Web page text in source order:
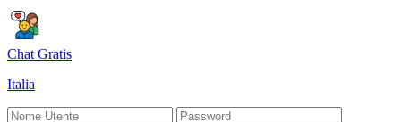
Chat Gratis
Italia